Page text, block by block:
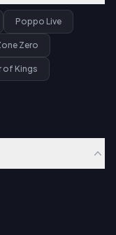
Poppo Live
Zero
of Kings